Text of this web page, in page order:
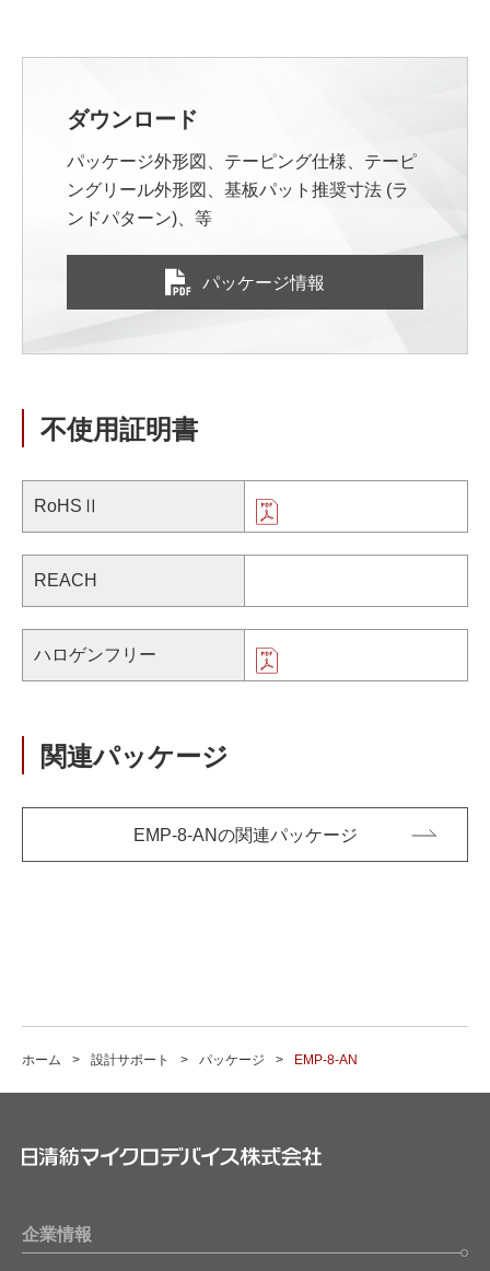
ダウンロード
パッケージ外形図、テーピング仕様、テーピ
ングリール外形図、基板パット推奨寸法 (ラ
ンドパターン)、等
パッケージ情報
不使用証明書
RoHSⅡ
REACH
ハロゲンフリー
関連パッケージ
EMP-8-ANの関連パッケージ
ホーム 設計サポート パッケージ EMP-8-AN
企業情報